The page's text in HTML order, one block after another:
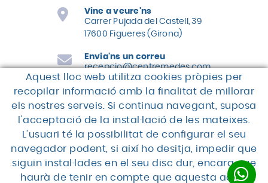
Vine a veure'ns
Carrer Pujada del Castell, 39
17600 Figueres (Girona)
Envia'ns un correu
recepcio@centremedes.com
Truca'ns
972 67 50 00
Aquest lloc web utilitza cookies pròpies per
recopilar informació amb la finalitat de millorar
els nostres serveis. Si continua navegant, suposa
l'acceptació de la instal·lació de les mateixes.
L'usuari té la possibilitat de configurar el seu
navegador podent, si així ho desitja, impedir que
siguin instal·lades en el seu disc dur, encara que
haurà de tenir en compte que aquesta acció